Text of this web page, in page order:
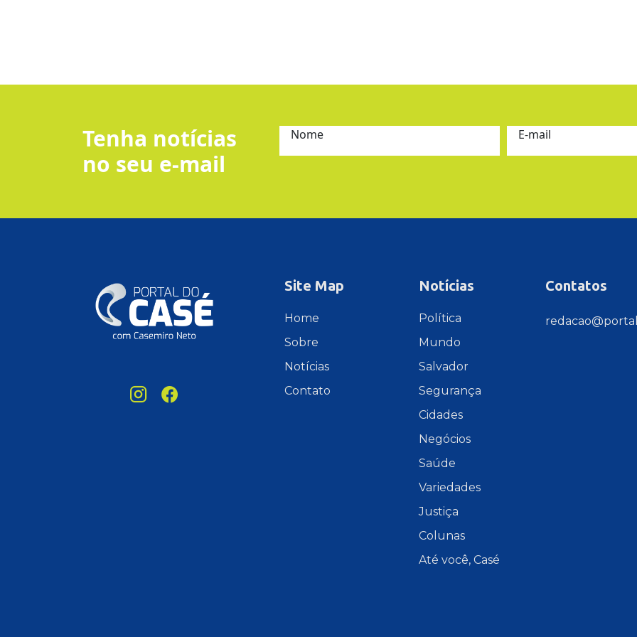
Tenha notícias
no seu e-mail
Nome E-mail
Site Map
Home
Sobre
Notícias
Contato
Notícias
Política
Mundo
Salvador
Segurança
Cidades
Negócios
Saúde
Variedades
Justiça
Colunas
Até você, Casé
Contatos